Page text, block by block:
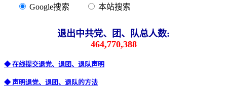
Google搜索 本站搜索
退出中共党、团、队总人数:
464,770,388
◆ 在线提交退党、退团、退队声明
◆ 声明退党、退团、退队的方法